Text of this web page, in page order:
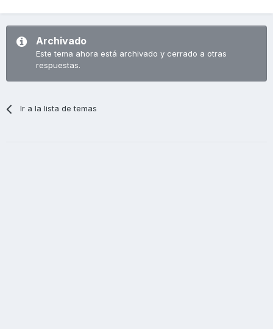
Archivado
Este tema ahora está archivado y cerrado a otras
respuestas.
Ir a la lista de temas